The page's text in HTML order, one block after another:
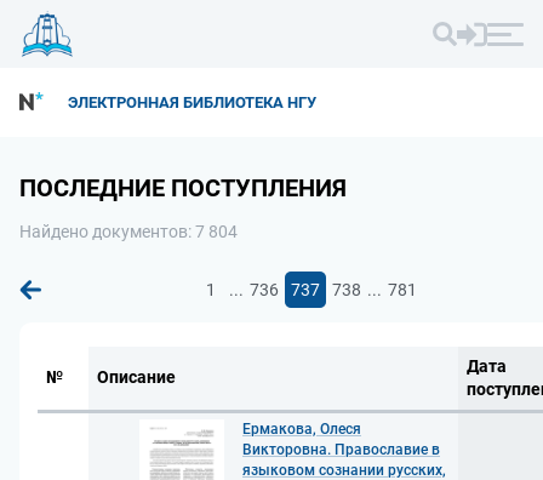
ЭЛЕКТРОННАЯ БИБЛИОТЕКА НГУ
ПОСЛЕДНИЕ ПОСТУПЛЕНИЯ
Найдено документов: 7 804
1 ... 736 737 738 ... 781
№ Описание
Дата
Ермакова, Олеся
Викторовна. Православие в
языковом сознании русских,